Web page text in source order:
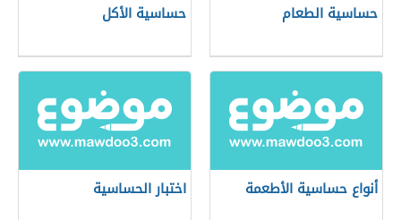
حساسية الطعام حساسية الأكل
أنواع حساسية الأطعمة اختبار الحساسية